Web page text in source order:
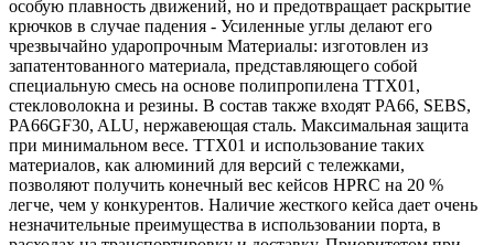
особую плавность движений, но и предотвращает раскрытие
крючков в случае падения - Усиленные углы делают его
чрезвычайно ударопрочным Материалы: изготовлен из
запатентованного материала, представляющего собой
специальную смесь на основе полипропилена TTX01,
стекловолокна и резины. В состав также входят PA66, SEBS,
PA66GF30, ALU, нержавеющая сталь. Максимальная защита
при минимальном весе. TTX01 и использование таких
материалов, как алюминий для версий с тележками,
позволяют получить конечный вес кейсов HPRC на 20 %
легче, чем у конкурентов. Наличие жесткого кейса дает очень
незначительные преимущества в использовании порта, в